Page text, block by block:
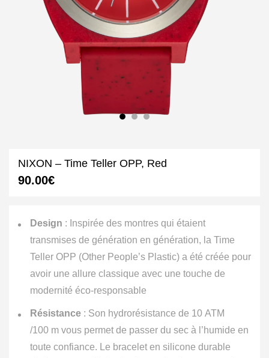
NIXON – Time Teller OPP, Red
90.00€
Design : Inspirée des montres qui étaient
transmises de génération en génération, la Time
Teller OPP (Other People’s Plastic) a été créée pour
avoir une allure classique avec une touche de
modernité éco-responsable
Résistance : Son hydrorésistance de 10 ATM
/100 m vous permet de passer du sec à l’humide en
toute confiance. Le bracelet en silicone durable